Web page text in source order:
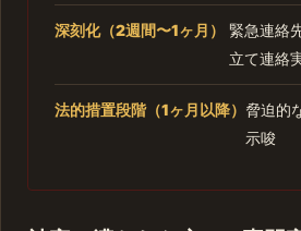
深刻化（2週間〜1ヶ月）
緊急連絡
立て連絡
法的措置段階（1ヶ月以降） 脅迫的
示唆